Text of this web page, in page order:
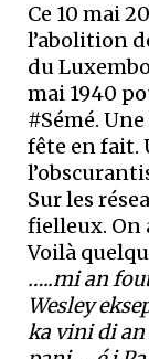
Ce 10 mai
l’abolition
du
mai 1940
#Sémé.
fête en fait.
Sur les
fielleux. On
Voilà
…..mi an
Wesley
ka vini di an